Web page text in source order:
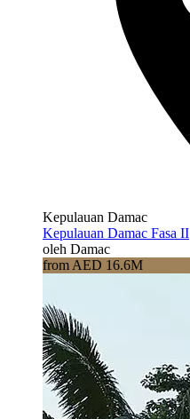
Kepulauan Damac
Kepulauan Damac Fasa II
oleh Damac
from AED 16.6M